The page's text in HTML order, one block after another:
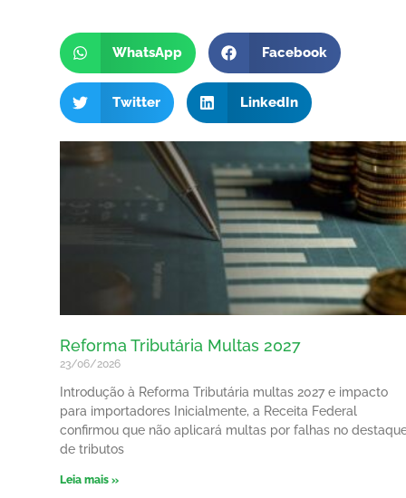
WhatsApp Facebook
Twitter LinkedIn
Reforma Tributária Multas 2027
23/06/2026
Introdução à Reforma Tributária multas 2027 e impacto
para importadores Inicialmente, a Receita Federal
confirmou que não aplicará multas por falhas no
de tributos
Leia mais »